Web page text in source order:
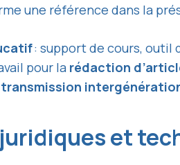
une référence dans la
: support de cours, outil
pour la rédaction
transmission
et